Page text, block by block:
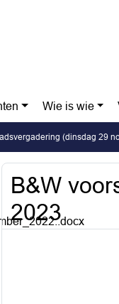
Wie is wie
(dinsdag 29
B&W
2023